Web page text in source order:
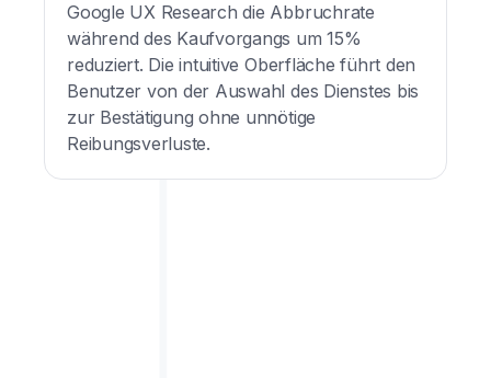
Google UX Research die Abbruchrate
während des Kaufvorgangs um 15%
reduziert. Die intuitive Oberfläche führt den
Benutzer von der Auswahl des Dienstes bis
zur Bestätigung ohne unnötige
Reibungsverluste.